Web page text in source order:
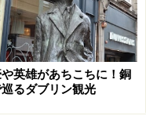
ナンバーがガイドブ
りますが、ダブリナ
ムページで検索する
英雄があちこちに！銅
るダブリン観光